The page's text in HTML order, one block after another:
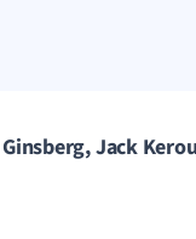
Jack